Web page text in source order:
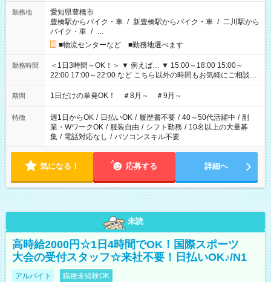
勤務地
愛知県豊橋市
豊橋駅からバイク・車 / 新豊橋駅からバイク・車 / 二川駅から
バイク・車 / …
■物流センターなど ■勤務地選べます
勤務時間
＜1日3時間～OK！＞ ▼ 例えば… ▼ 15:00～18:00 15:00～
22:00 17:00～22:00 など こちら以外の時間もお気軽にご相談く
ださい！
期間 1日だけの単発OK！ ＃8月～ ＃9月～
特徴 週1日からOK / 日払いOK / 履歴書不要 / 40～50代活躍中 / 副
業・WワークOK / 服装自由 / シフト勤務 / 10名以上の大量募
集 / 電話対応なし / パソコンスキル不要
気になる！ 応募する 詳細へ
未読
高時給2000円☆1日4時間でOK！国際スポーツ
大会の受付スタッフ☆来社不要！日払いOK♪/N1
アルバイト 職種未経験OK